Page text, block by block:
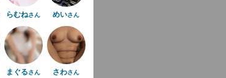
らむねさん めいさん
まぐるさん さわさん